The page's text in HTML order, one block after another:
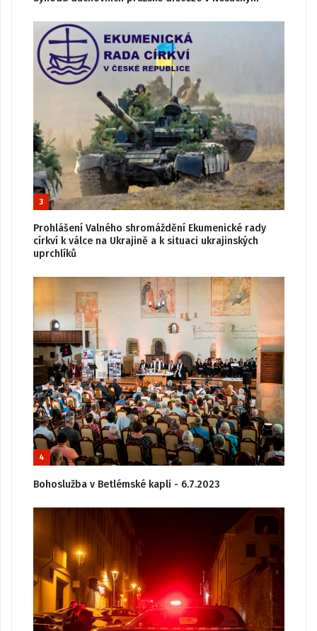
3
Prohlášení Valného shromáždění Ekumenické rady
církví k válce na Ukrajině a k situaci ukrajinských
uprchlíků
4
Bohoslužba v Betlémské kapli - 6.7.2023